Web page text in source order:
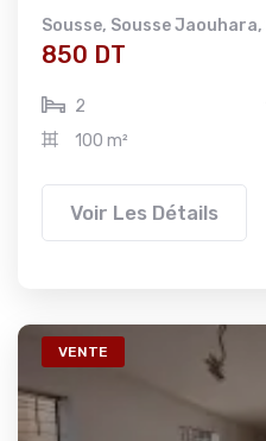
Sousse, Sousse Jaouhara,
850 DT
2
100 m²
Voir Les Détails
VENTE